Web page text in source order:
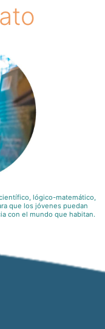
lógico-matemático,
que los jóvenes puedan
con el mundo que habitan.